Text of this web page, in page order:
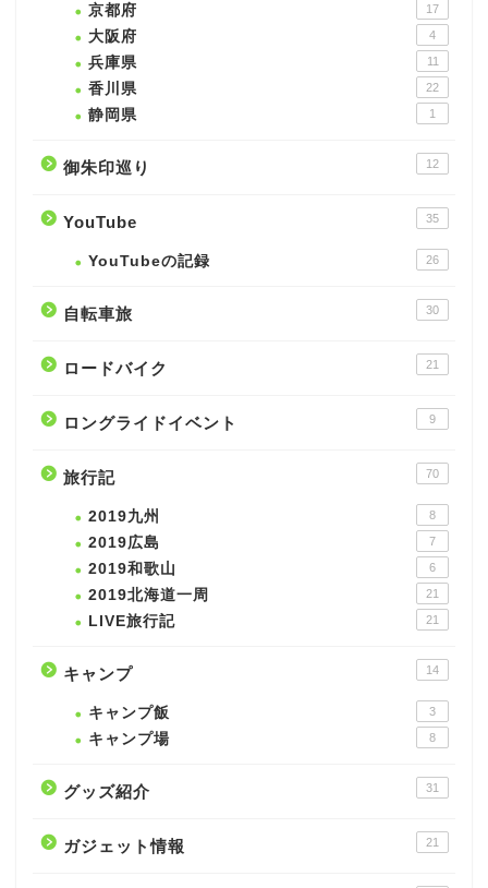
京都府 17
大阪府 4
兵庫県 11
香川県 22
静岡県 1
御朱印巡り 12
YouTube 35
YouTubeの記録 26
自転車旅 30
ロードバイク 21
ロングライドイベント 9
旅行記 70
2019九州 8
2019広島 7
2019和歌山 6
2019北海道一周 21
LIVE旅行記 21
キャンプ 14
キャンプ飯 3
キャンプ場 8
グッズ紹介 31
ガジェット情報 21